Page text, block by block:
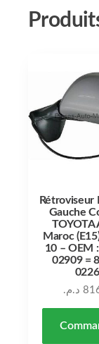
Rétroviseur
Gauche
TOYOTA
Maroc
10 – OEM
02909 =
د.م.